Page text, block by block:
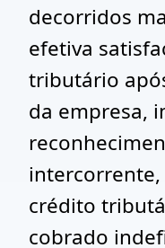
decorridos
efetiva
tributário
da empresa,
intercorrente,
crédito
cobrado